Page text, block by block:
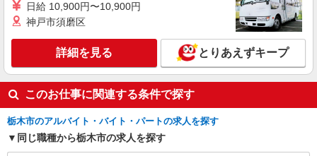
給1,330円〜 ◆初任者研修・未経験：時給1,330
円〜 ◆初任者研修・経験者：時給1,350円〜 ◆介
護福祉士：時給1,400円〜 ※経験者は3ヶ月以上 ※
給与幅は経験・能力による ★週払いOK（規定あ
栃木県栃木市 【最寄駅】東武日光線「家中
駅」 ★勤務地は3000ヶ所以上★ 自宅から通いや
すいエリアなど、お好きな勤務地をお選び下さ
い！！
キープ 詳細を見る
日研トータルソーシング株式会社 メディカルケア事業部/宇都宮オフ
ィス
日給 10,900円〜10,900円
神戸市須磨区
詳細を見る とりあえずキープ
このお仕事に関連する条件で探す
栃木市のアルバイト・バイト・パートの求人を探す
同じ職種から栃木市の求人を探す